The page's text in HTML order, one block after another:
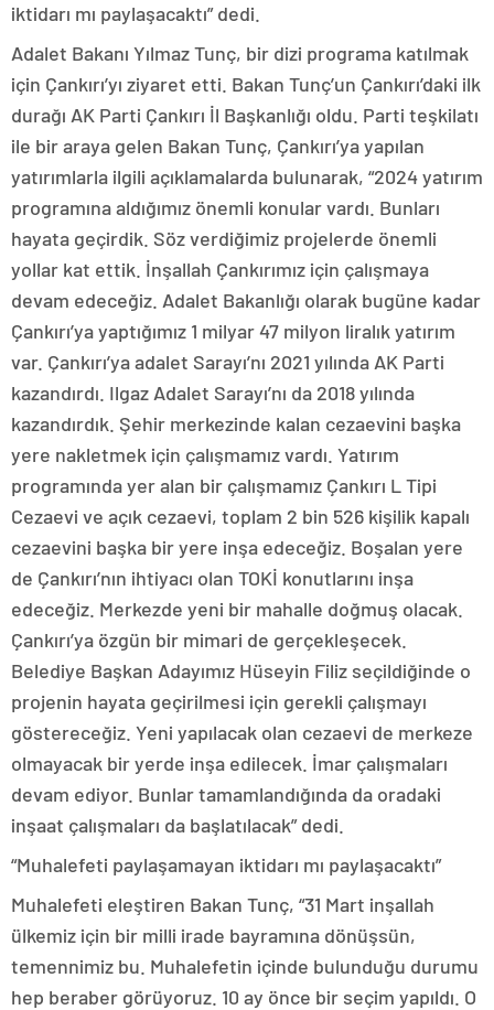
iktidarı mı paylaşacaktı” dedi.
Adalet Bakanı Yılmaz Tunç, bir dizi programa katılmak
için Çankırı’yı ziyaret etti. Bakan Tunç’un Çankırı’daki ilk
durağı AK Parti Çankırı İl Başkanlığı oldu. Parti teşkilatı
ile bir araya gelen Bakan Tunç, Çankırı’ya yapılan
yatırımlarla ilgili açıklamalarda bulunarak, “2024 yatırım
programına aldığımız önemli konular vardı. Bunları
hayata geçirdik. Söz verdiğimiz projelerde önemli
yollar kat ettik. İnşallah Çankırımız için çalışmaya
devam edeceğiz. Adalet Bakanlığı olarak bugüne kadar
Çankırı’ya yaptığımız 1 milyar 47 milyon liralık yatırım
var. Çankırı’ya adalet Sarayı’nı 2021 yılında AK Parti
kazandırdı. Ilgaz Adalet Sarayı’nı da 2018 yılında
kazandırdık. Şehir merkezinde kalan cezaevini başka
yere nakletmek için çalışmamız vardı. Yatırım
programında yer alan bir çalışmamız Çankırı L Tipi
Cezaevi ve açık cezaevi, toplam 2 bin 526 kişilik kapalı
cezaevini başka bir yere inşa edeceğiz. Boşalan yere
de Çankırı’nın ihtiyacı olan TOKİ konutlarını inşa
edeceğiz. Merkezde yeni bir mahalle doğmuş olacak.
Çankırı’ya özgün bir mimari de gerçekleşecek.
Belediye Başkan Adayımız Hüseyin Filiz seçildiğinde o
projenin hayata geçirilmesi için gerekli çalışmayı
göstereceğiz. Yeni yapılacak olan cezaevi de merkeze
olmayacak bir yerde inşa edilecek. İmar çalışmaları
devam ediyor. Bunlar tamamlandığında da oradaki
inşaat çalışmaları da başlatılacak” dedi.
“Muhalefeti paylaşamayan iktidarı mı paylaşacaktı”
Muhalefeti eleştiren Bakan Tunç, “31 Mart inşallah
ülkemiz için bir milli irade bayramına dönüşsün,
temennimiz bu. Muhalefetin içinde bulunduğu durumu
hep beraber görüyoruz. 10 ay önce bir seçim yapıldı. O